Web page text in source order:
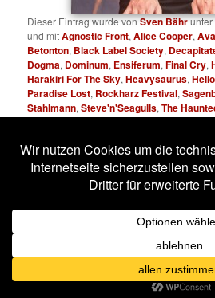
Dieser Eintrag wurde vonSven Bährunter
und mitAgnostic Front,Alice Cooper,
Betonton, Black Label Society,
Dogma, Dominum, Ensiferum,Final Cry,
Harakiri For The Sky,Heavysaurus,
Paradise Lost, Rockharz Festival,
Stahlmann,Steve'n'Seagulls,The
verschlagwortet. Setze ein Lesezeichen
Impressum
Stolz